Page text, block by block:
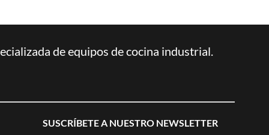
de equipos de cocina industrial.
SUSCRÍBETE A NUESTRO NEWSLETTER